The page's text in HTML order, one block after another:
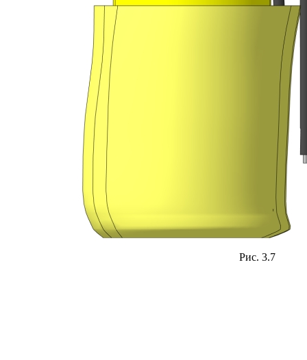
Рис. 3.7